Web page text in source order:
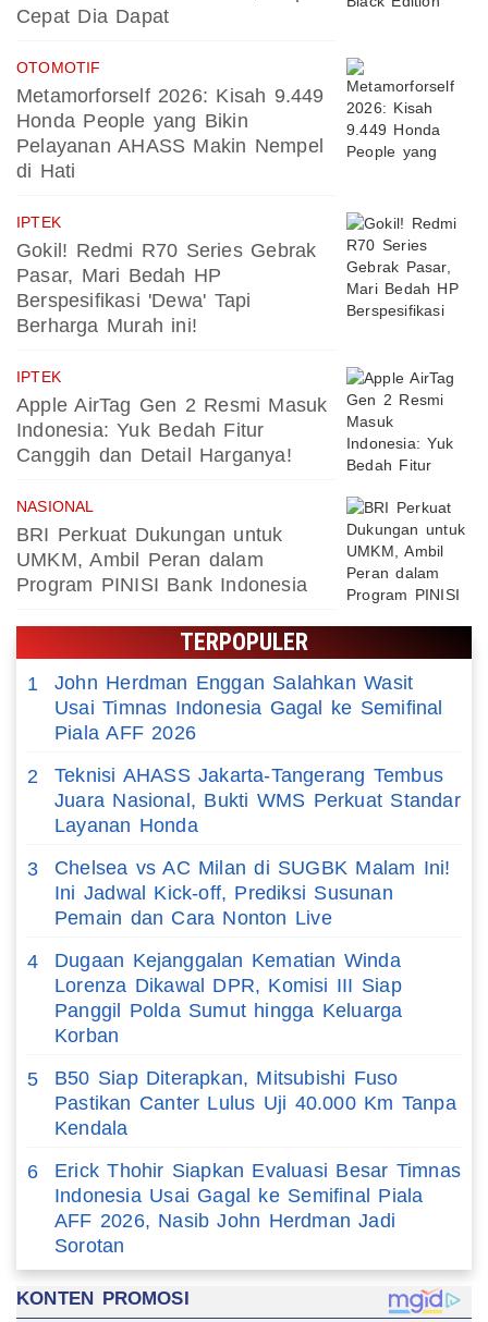
Cepat Dia Dapat
OTOMOTIF
Metamorforself 2026: Kisah 9.449
Honda People yang Bikin
Pelayanan AHASS Makin Nempel
di Hati
IPTEK
Gokil! Redmi R70 Series Gebrak
Pasar, Mari Bedah HP
Berspesifikasi 'Dewa' Tapi
Berharga Murah ini!
IPTEK
Apple AirTag Gen 2 Resmi Masuk
Indonesia: Yuk Bedah Fitur
Canggih dan Detail Harganya!
NASIONAL
BRI Perkuat Dukungan untuk
UMKM, Ambil Peran dalam
Program PINISI Bank Indonesia
TERPOPULER
1
John Herdman Enggan Salahkan Wasit
Usai Timnas Indonesia Gagal ke Semifinal
Piala AFF 2026
2
Teknisi AHASS Jakarta-Tangerang Tembus
Juara Nasional, Bukti WMS Perkuat Standar
Layanan Honda
3
Chelsea vs AC Milan di SUGBK Malam Ini!
Ini Jadwal Kick-off, Prediksi Susunan
Pemain dan Cara Nonton Live
4
Dugaan Kejanggalan Kematian Winda
Lorenza Dikawal DPR, Komisi III Siap
Panggil Polda Sumut hingga Keluarga
Korban
5
B50 Siap Diterapkan, Mitsubishi Fuso
Pastikan Canter Lulus Uji 40.000 Km Tanpa
Kendala
6
Erick Thohir Siapkan Evaluasi Besar Timnas
Indonesia Usai Gagal ke Semifinal Piala
AFF 2026, Nasib John Herdman Jadi
Sorotan